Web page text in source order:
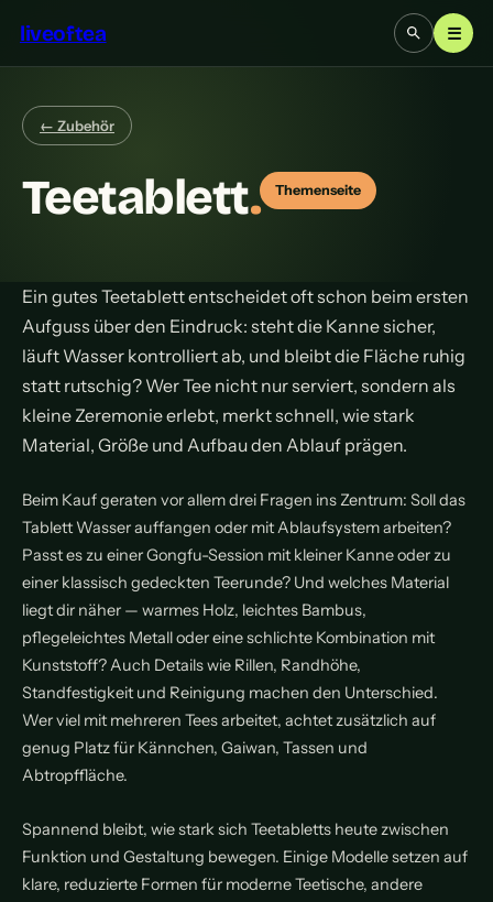
liveoftea ☰
← Zubehör
Teetablett. Themenseite
Ein gutes Teetablett entscheidet oft schon beim ersten
Aufguss über den Eindruck: steht die Kanne sicher,
läuft Wasser kontrolliert ab, und bleibt die Fläche ruhig
statt rutschig? Wer Tee nicht nur serviert, sondern als
kleine Zeremonie erlebt, merkt schnell, wie stark
Material, Größe und Aufbau den Ablauf prägen.
Beim Kauf geraten vor allem drei Fragen ins Zentrum: Soll das
Tablett Wasser auffangen oder mit Ablaufsystem arbeiten?
Passt es zu einer Gongfu-Session mit kleiner Kanne oder zu
einer klassisch gedeckten Teerunde? Und welches Material
liegt dir näher — warmes Holz, leichtes Bambus,
pflegeleichtes Metall oder eine schlichte Kombination mit
Kunststoff? Auch Details wie Rillen, Randhöhe,
Standfestigkeit und Reinigung machen den Unterschied.
Wer viel mit mehreren Tees arbeitet, achtet zusätzlich auf
genug Platz für Kännchen, Gaiwan, Tassen und
Abtropffläche.
Spannend bleibt, wie stark sich Teetabletts heute zwischen
Funktion und Gestaltung bewegen. Einige Modelle setzen auf
klare, reduzierte Formen für moderne Teetische, andere